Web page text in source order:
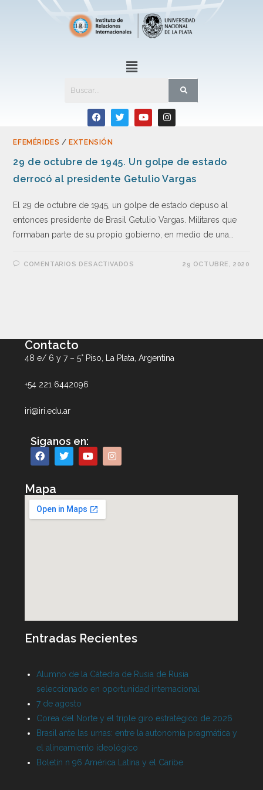
EFEMÉRIDES / EXTENSIÓN
29 de octubre de 1945. Un golpe de estado
derrocó al presidente Getulio Vargas
El 29 de octubre de 1945, un golpe de estado depuso al
entonces presidente de Brasil Getulio Vargas. Militares que
formaban parte de su propio gobierno, en medio de una…
COMENTARIOS DESACTIVADOS 29 OCTUBRE, 2020
Contacto
48 e/ 6 y 7 – 5° Piso, La Plata, Argentina
+54 221 6442096
iri@iri.edu.ar
Siganos en:
Mapa
Entradas Recientes
Alumno de la Cátedra de Rusia de Rusia
seleccionado en oportunidad internacional
7 de agosto
Corea del Norte y el triple giro estratégico de 2026
Brasil ante las urnas: entre la autonomía pragmática y
el alineamiento ideológico
Boletín n 96 América Latina y el Caribe